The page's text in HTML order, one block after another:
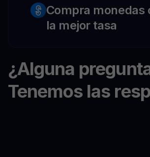
Compra monedas
la mejor tasa
¿Alguna
Tenemos las